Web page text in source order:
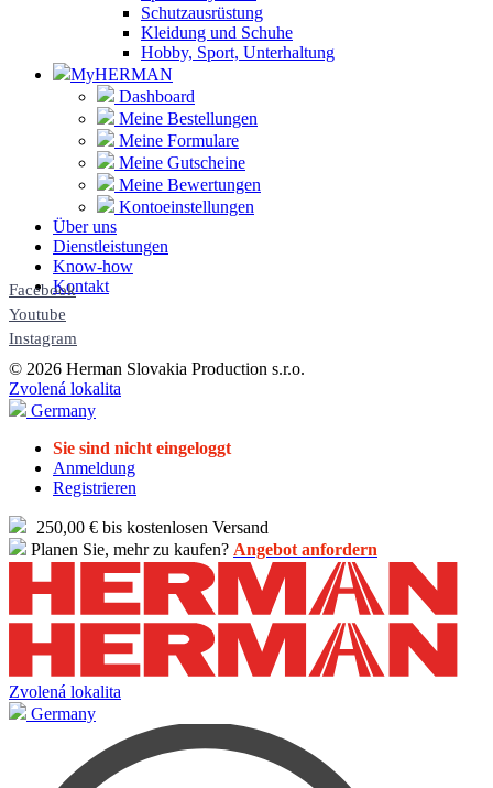
Schutzausrüstung
Kleidung und Schuhe
Hobby, Sport, Unterhaltung
MyHERMAN
Dashboard
Meine Bestellungen
Meine Formulare
Meine Gutscheine
Meine Bewertungen
Kontoeinstellungen
Über uns
Dienstleistungen
Know-how
Kontakt
Facebook
Youtube
Instagram
© 2026 Herman Slovakia Production s.r.o.
Zvolená lokalita
Germany
Sie sind nicht eingeloggt
Anmeldung
Registrieren
250,00 € bis kostenlosen Versand
Planen Sie, mehr zu kaufen? Angebot anfordern
Zvolená lokalita
Germany